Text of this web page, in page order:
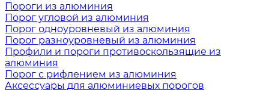
Пороги из алюминия
Порог угловой из алюминия
Порог одноуровневый из алюминия
Порог разноуровневый из алюминия
Профили и пороги противоскользящие из
алюминия
Порог с рифлением из алюминия
Аксессуары для алюминиевых порогов